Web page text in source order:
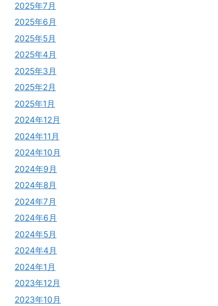
2025年7月
2025年6月
2025年5月
2025年4月
2025年3月
2025年2月
2025年1月
2024年12月
2024年11月
2024年10月
2024年9月
2024年8月
2024年7月
2024年6月
2024年5月
2024年4月
2024年1月
2023年12月
2023年10月